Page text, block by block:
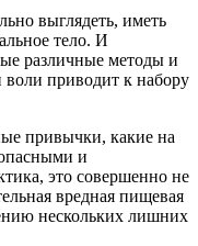
выглядеть, иметь
тело. И
различные методы и
приводит к набору
привычки, какие на
и
это совершенно не
вредная пищевая
нескольких лишних